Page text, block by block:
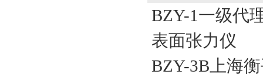
BZY-1一级代
表面张力仪
BZY-3B上海